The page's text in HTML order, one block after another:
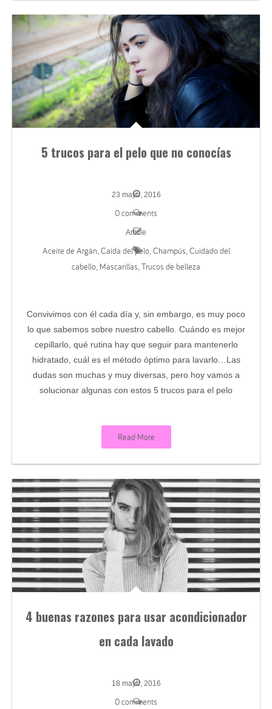
5 trucos para el pelo que no conocías
23 mayo, 2016
0 comments
Article
Aceite de Argán, Caída del pelo, Champús, Cuidado del
cabello, Mascarillas, Trucos de belleza
Convivimos con él cada día y, sin embargo, es muy poco
lo que sabemos sobre nuestro cabello. Cuándo es mejor
cepillarlo, qué rutina hay que seguir para mantenerlo
hidratado, cuál es el método óptimo para lavarlo…Las
dudas son muchas y muy diversas, pero hoy vamos a
solucionar algunas con estos 5 trucos para el pelo
Read More
4 buenas razones para usar acondicionador
en cada lavado
18 mayo, 2016
0 comments